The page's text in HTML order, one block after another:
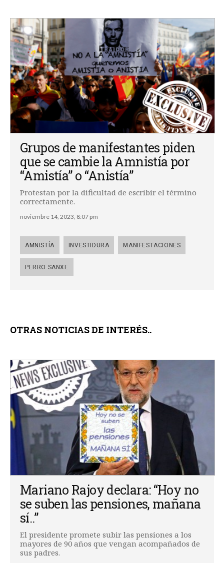
Grupos de manifestantes piden
que se cambie la Amnistía por
“Amistía” o “Anistía”
Protestan por la dificultad de escribir el término
correctamente.
noviembre 14, 2023, 8:07 pm
AMNISTÍA INVESTIDURA MANIFESTACIONES
PERRO SANXE
OTRAS NOTICIAS DE INTERÉS..
Mariano Rajoy declara: “Hoy no
se suben las pensiones, mañana
sí..”
El presidente promete subir las pensiones a los
mayores de 90 años que vengan acompañados de
sus padres.